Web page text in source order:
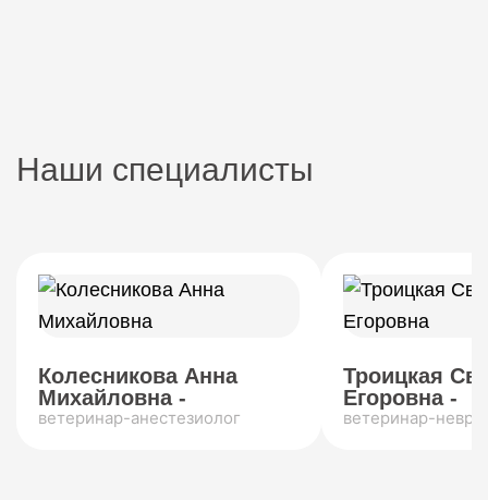
Наши специалисты
Колесникова Анна
Михайловна -
ветеринар-анестезиолог
Троицкая
Егоровна -
ветеринар-